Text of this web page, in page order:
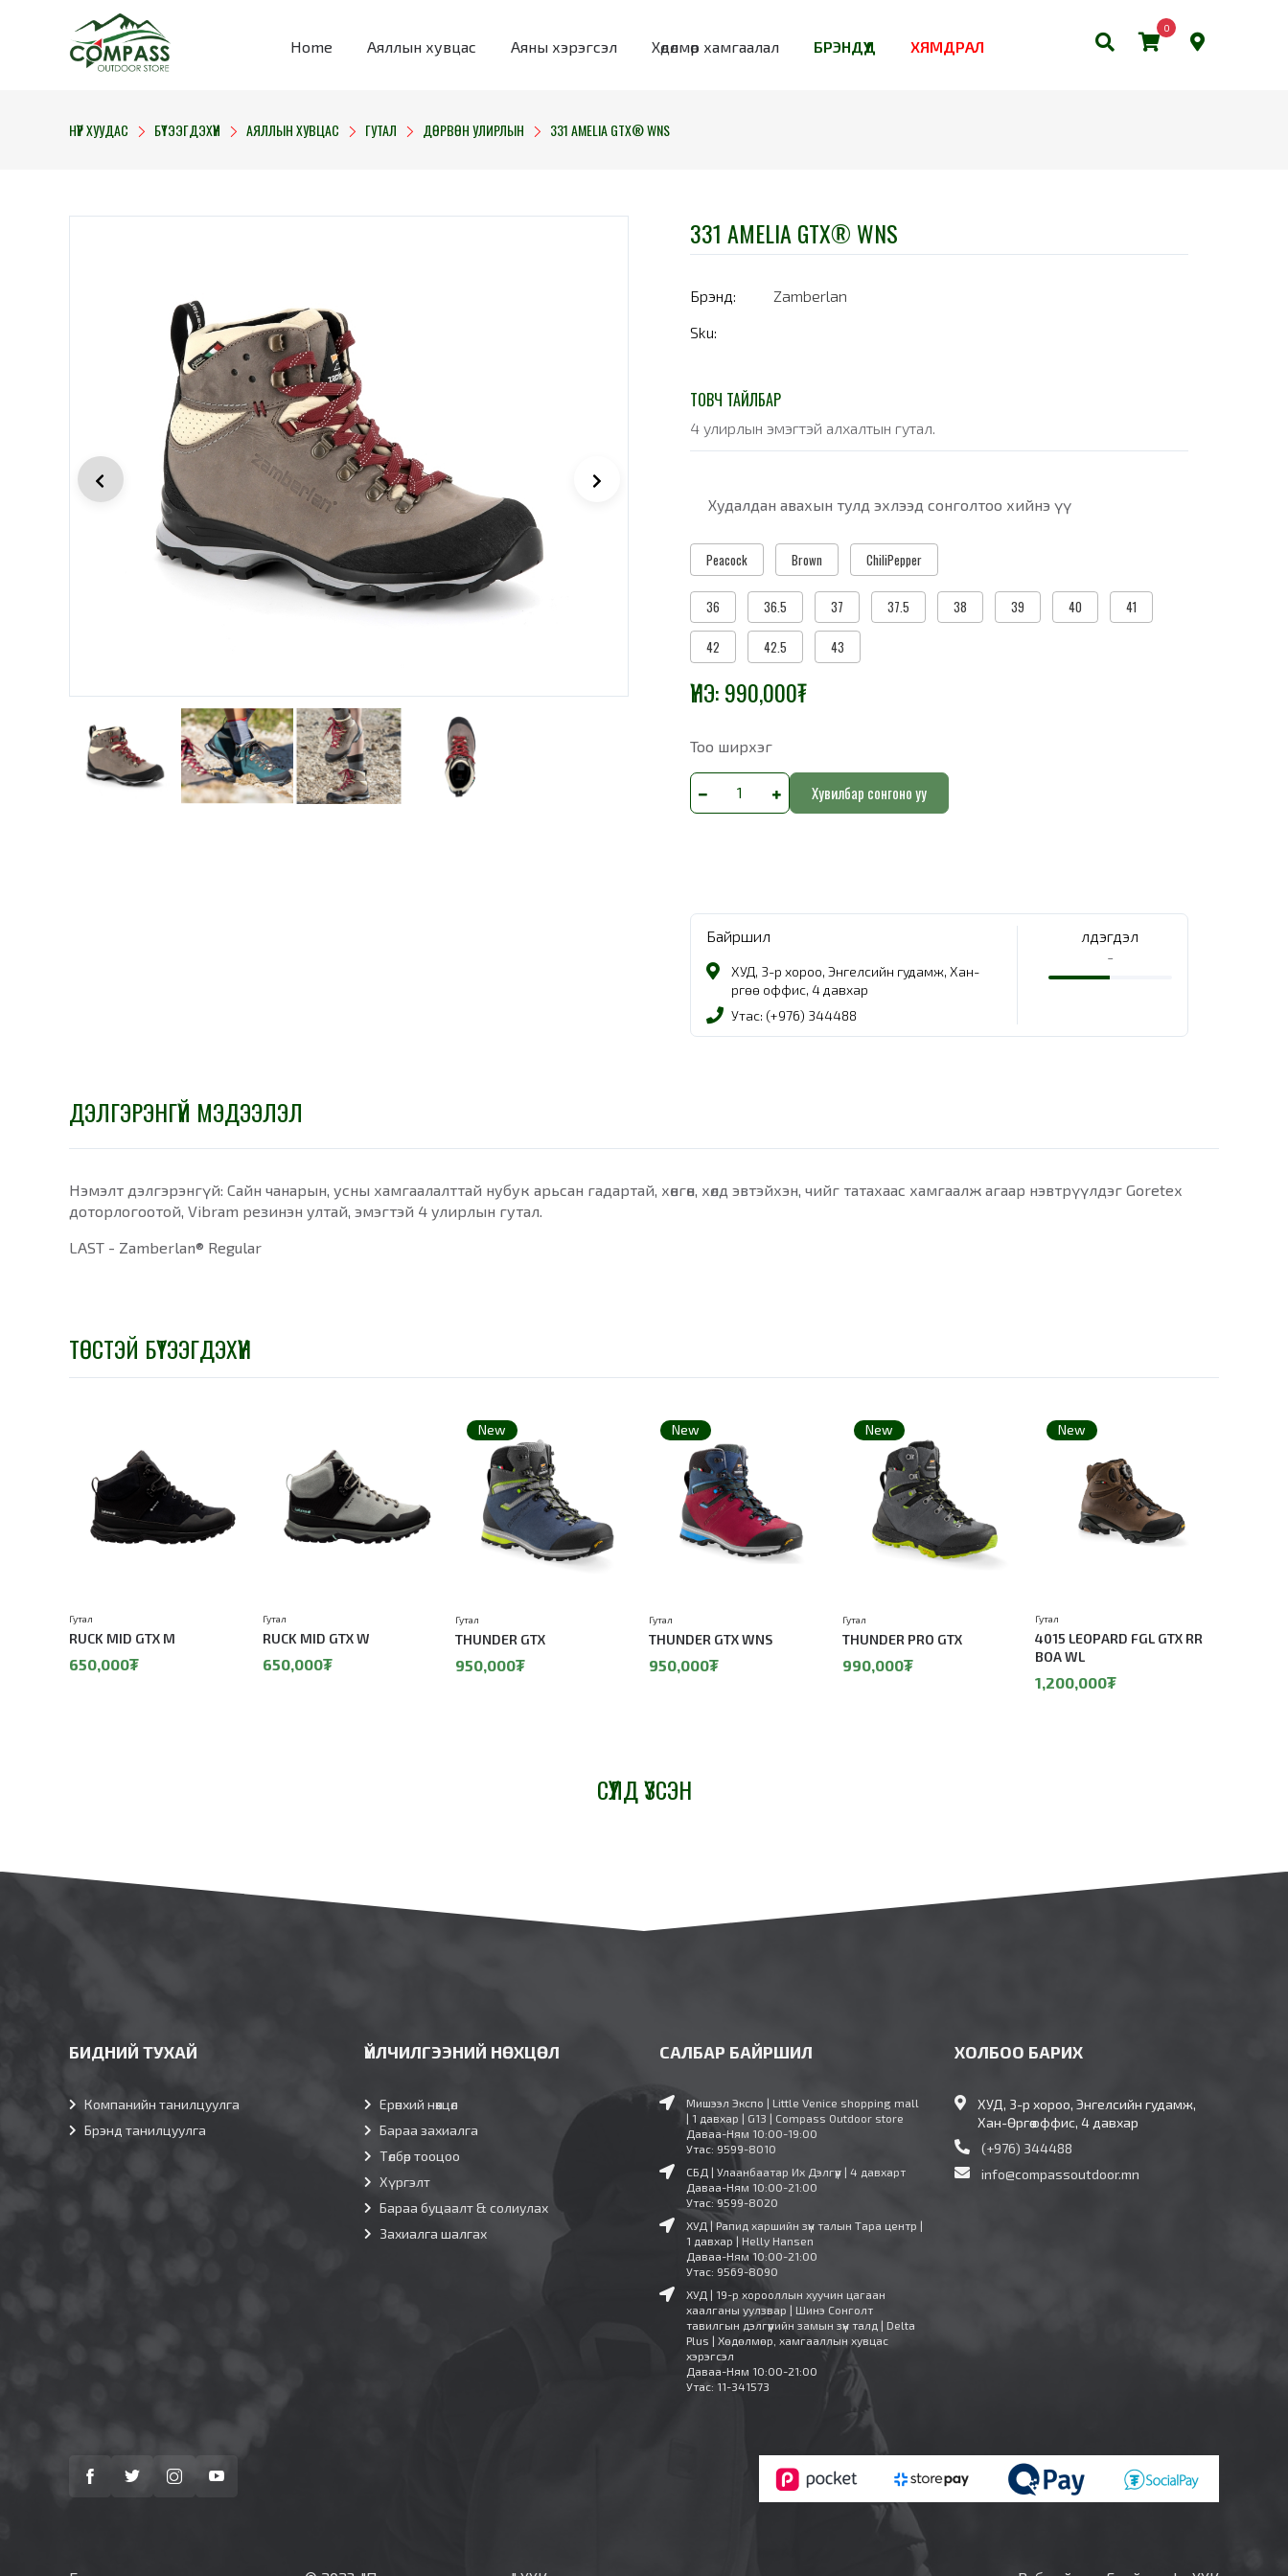
0
Home Аяллын хувцас Аяны хэрэгсэл Хөдөлмөр хамгаалал БРЭНДҮҮД ХЯМДРАЛ
НҮҮР ХУУДАС БҮТЭЭГДЭХҮҮН АЯЛЛЫН ХУВЦАС ГУТАЛ ДӨРВӨН УЛИРЛЫН 331 AMELIA GTX® WNS
331 AMELIA GTX® WNS
Брэнд:
Zamberlan
Sku:
ТОВЧ ТАЙЛБАР
4 улирлын эмэгтэй алхалтын гутал.
Худалдан авахын тулд эхлээд сонголтоо хийнэ үү
Peacock Brown ChiliPepper
36 36.5 37 37.5 38 39 40 41
42 42.5 43
ҮНЭ:990,000₮
Тоо ширхэг
Хувилбар сонгоно уу
Байршил
ХУД, 3-р хороо, Энгелсийн гудамж, Хан-
Өргөө оффис, 4 давхар
Утас: (+976) 344488
Үлдэгдэл
-
ДЭЛГЭРЭНГҮЙ МЭДЭЭЛЭЛ
Нэмэлт дэлгэрэнгүй: Сайн чанарын, усны хамгаалалттай нубук арьсан гадартай, хөнгөн, хөлд эвтэйхэн, чийг татахаас хамгаалж агаар нэвтрүүлдэг Goretex
доторлогоотой, Vibram резинэн ултай, эмэгтэй 4 улирлын гутал.
LAST - Zamberlan® Regular
ТӨСТЭЙ БҮТЭЭГДЭХҮҮН
RUCK MID GTX M
Гутал
650,000₮
RUCK MID GTX W
Гутал
650,000₮
New
THUNDER GTX
Гутал
950,000₮
New
THUNDER GTX WNS
Гутал
950,000₮
New
THUNDER PRO GTX
Гутал
990,000₮
New
4015 LEOPARD FGL GTX RR
BOA WL
Гутал
1,200,000₮
СҮҮЛД ҮЗСЭН
БИДНИЙ ТУХАЙ
Компанийн танилцуулга
Брэнд танилцуулга
ҮЙЛЧИЛГЭЭНИЙ НӨХЦӨЛ
Ерөнхий нөхцөл
Бараа захиалга
Төлбөр тооцоо
Хүргэлт
Бараа буцаалт & солиулах
Захиалга шалгах
САЛБАР БАЙРШИЛ
Мишээл Экспо | Little Venice shopping mall
| 1 давхар | G13 | Compass Outdoor store
Даваа-Ням 10:00-19:00
Утас: 9599-8010
СБД | Улаанбаатар Их Дэлгүүр | 4 давхарт
Даваа-Ням 10:00-21:00
Утас: 9599-8020
ХУД | Рапид харшийн зүүн талын Тара центр |
1 давхар | Helly Hansen
Даваа-Ням 10:00-21:00
Утас: 9569-8090
ХУД | 19-р хорооллын хуучин цагаан
хаалганы уулзвар | Шинэ Сонголт
тавилгын дэлгүүрийн замын зүүн талд | Delta
Plus | Хөдөлмөр, хамгааллын хувцас
хэрэгсэл
Даваа-Ням 10:00-21:00
Утас: 11-341573
ХОЛБОО БАРИХ
ХУД, 3-р хороо, Энгелсийн гудамж,
Хан-Өргөө оффис, 4 давхар
(+976) 344488
info@compassoutdoor.mn